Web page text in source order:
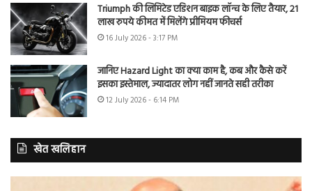
Triumph की लिमिटेड एडिशन बाइक लॉन्च के लिए तैयार, 21
लाख रुपये कीमत में मिलेंगे प्रीमियम फीचर्स
16 July 2026 - 3:17 PM
जानिए Hazard Light का क्या काम है, कब और कैसे करें
इसका इस्तेमाल, ज्यादातर लोग नहीं जानते सही तरीका
12 July 2026 - 6:14 PM
खेत खलिहान